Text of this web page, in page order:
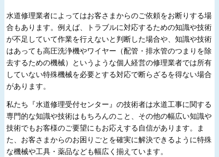
水道修理業者によってはお客さまからのご依頼をお断りする場
合もあります。例えば、トラブルに対応するための知識や技術
が不足していて作業を行えないと判断した場合や、知識や技術
はあっても高圧洗浄機やワイヤー（配管・排水管のつまりを除
去するための機械）というような個人経営の修理業者では所有
していない特殊機械を必要とする対応で断らざるを得ない場合
があります。
私たち『水道修理受付センター』の技術者は水道工事に関する
専門的な知識や技術はもちろんのこと、その他の幅広い知識や
技術でもお客様のご要望にもお応えする自信があります。ま
た、お客さまからのお困りごとを確実に解決できるように特殊
な機械や工具・薬品なども幅広く揃えています。